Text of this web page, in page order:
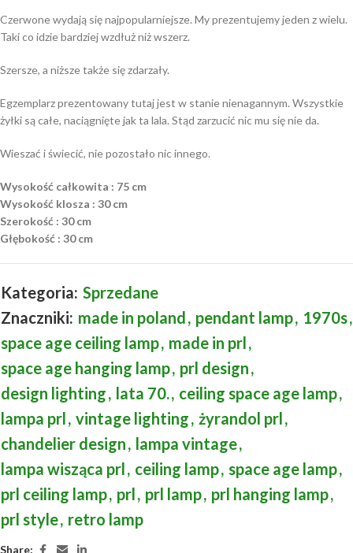
Czerwone wydają się najpopularniejsze. My prezentujemy jeden z wielu.
Taki co idzie bardziej wzdłuż niż wszerz.
Szersze, a niższe także się zdarzały.
Egzemplarz prezentowany tutaj jest w stanie nienagannym. Wszystkie
żyłki są całe, naciągnięte jak ta lala. Stąd zarzucić nic mu się nie da.
Wieszać i świecić, nie pozostało nic innego.
Wysokość całkowita : 75 cm
Wysokość klosza : 30 cm
Szerokość : 30 cm
Głębokość : 30 cm
Kategoria: Sprzedane
Znaczniki: made in poland, pendant lamp, 1970s,
space age ceiling lamp, made in prl,
space age hanging lamp, prl design,
design lighting, lata 70., ceiling space age lamp,
lampa prl, vintage lighting, żyrandol prl,
chandelier design, lampa vintage,
lampa wisząca prl, ceiling lamp, space age lamp,
prl ceiling lamp, prl, prl lamp, prl hanging lamp,
prl style, retro lamp
Share: